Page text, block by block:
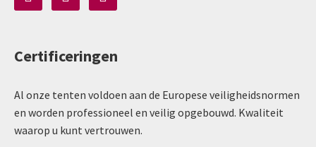
Certificeringen
Al onze tenten voldoen aan de Europese veiligheidsnormen
en worden professioneel en veilig opgebouwd. Kwaliteit
waarop u kunt vertrouwen.